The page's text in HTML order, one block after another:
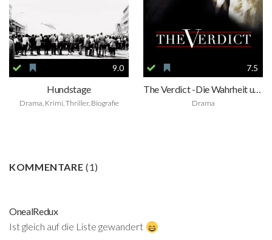
9.0
Hundstage
Drama, Krimi, Thriller, Biografie
7.5
The Verdict -Die Wahrheit und nichts als die Wahrheit
Drama
KOMMENTARE(1)
OnealRedux
Ist gleich auf die Liste gewandert